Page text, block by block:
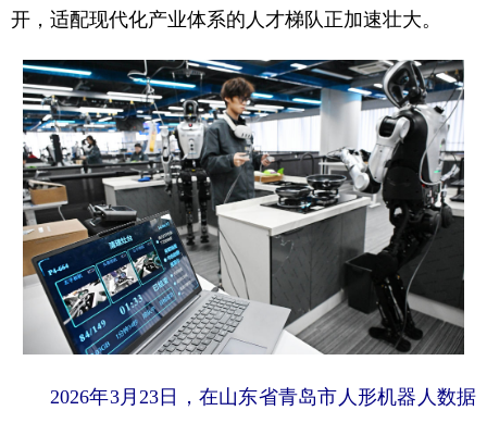
开，适配现代化产业体系的人才梯队正加速壮大。
2026年3月23日，在山东省青岛市人形机器人数据